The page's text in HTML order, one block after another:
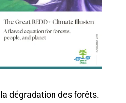
dégradation des forêts.